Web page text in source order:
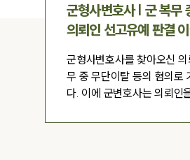
군형사변호사 | 군 복무
의뢰인 선고유예 판결
군형사변호사를 찾아오신
무 중 무단이탈 등의 혐의로
다. 이에 군변호사는 의뢰인